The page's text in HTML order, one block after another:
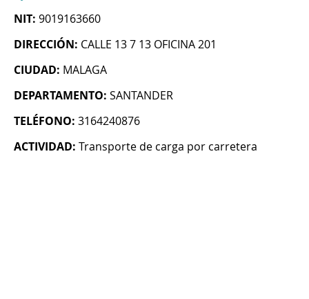
NIT: 9019163660
DIRECCIÓN: CALLE 13 7 13 OFICINA 201
CIUDAD: MALAGA
DEPARTAMENTO: SANTANDER
TELÉFONO: 3164240876
ACTIVIDAD: Transporte de carga por carretera